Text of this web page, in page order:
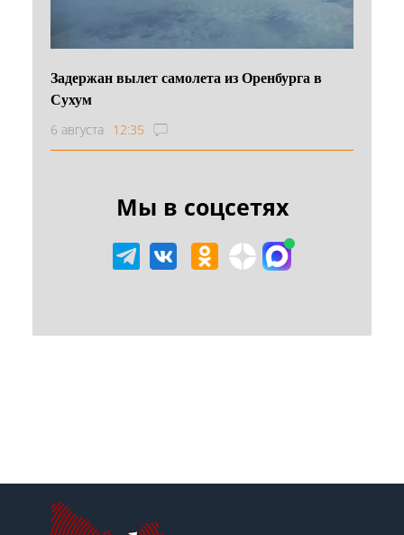
Задержан вылет самолета из Оренбурга в
Сухум
6 августа 12:35
Мы в соцсетях